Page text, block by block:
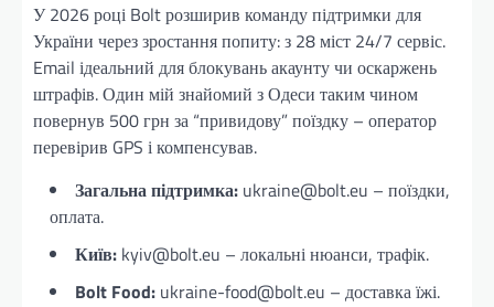
У 2026 році Bolt розширив команду підтримки для
України через зростання попиту: з 28 міст 24/7 сервіс.
Email ідеальний для блокувань акаунту чи оскаржень
штрафів. Один мій знайомий з Одеси таким чином
повернув 500 грн за “привидову” поїздку – оператор
перевірив GPS і компенсував.
Загальна підтримка: ukraine@bolt.eu – поїздки,
оплата.
Київ: kyiv@bolt.eu – локальні нюанси, трафік.
Bolt Food: ukraine-food@bolt.eu – доставка їжі.